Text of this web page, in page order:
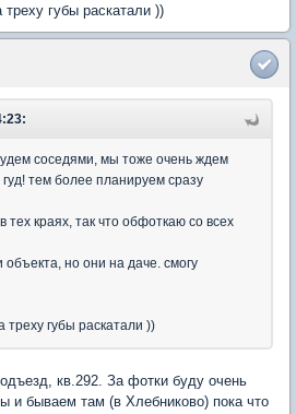
губы раскатали ))
соседями, мы тоже очень ждем
тем более планируем сразу
краях, так что обфоткаю со всех
объекта, но они на даче. смогу
губы раскатали ))
кв.292. За фотки буду очень
и бываем там (в Хлебниково) пока что